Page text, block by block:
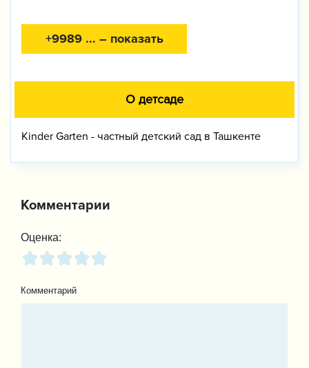
+9989 ... – показать
О детсаде
Kinder Garten - частный детский сад в Ташкенте
Комментарии
Оценка:
Комментарий